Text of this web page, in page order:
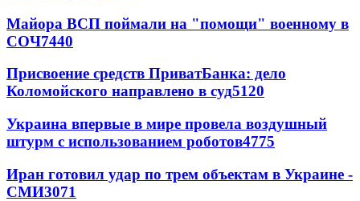
Майора ВСП поймали на "помощи" военному в
СОЧ7440
Присвоение средств ПриватБанка: дело
Коломойского направлено в суд5120
Украина впервые в мире провела воздушный
штурм с использованием роботов4775
Иран готовил удар по трем объектам в Украине -
СМИ3071